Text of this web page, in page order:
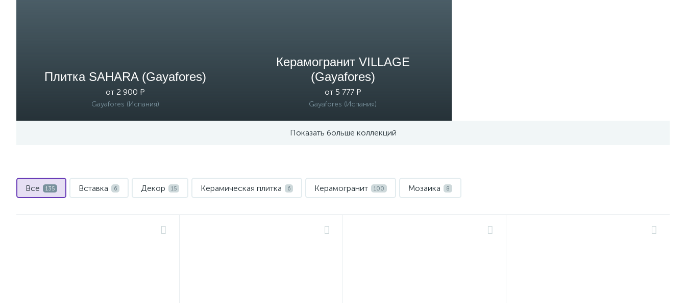
Плитка SAHARA (Gayafores)
от 2 900 ₽
Gayafores (Испания)
Керамогранит VILLAGE
(Gayafores)
от 5 777 ₽
Gayafores (Испания)
Показать больше коллекций
Все 135 Вставка 6 Декор 15 Керамическая плитка 6 Керамогранит 100 Мозаика 8